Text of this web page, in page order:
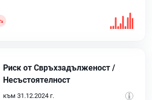
Риск от Свръхзадълженост /
Несъстоятелност
към 31.12.2024 г.